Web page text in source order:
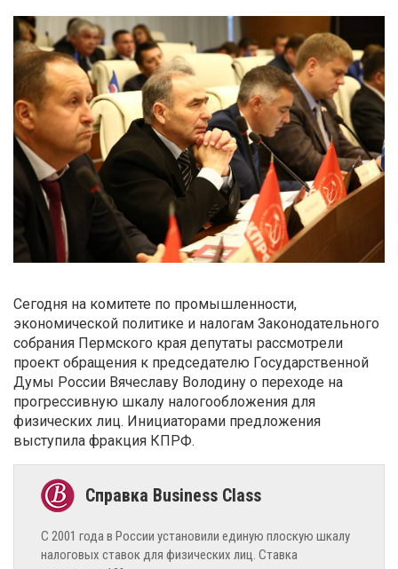
Сегодня на комитете по промышленности,
экономической политике и налогам Законодательного
собрания Пермского края депутаты рассмотрели
проект обращения к председателю Государственной
Думы России Вячеславу Володину о переходе на
прогрессивную шкалу налогообложения для
физических лиц. Инициаторами предложения
выступила фракция КПРФ.
С 2001 года в России установили единую плоскую шкалу
налоговых ставок для физических лиц. Ставка